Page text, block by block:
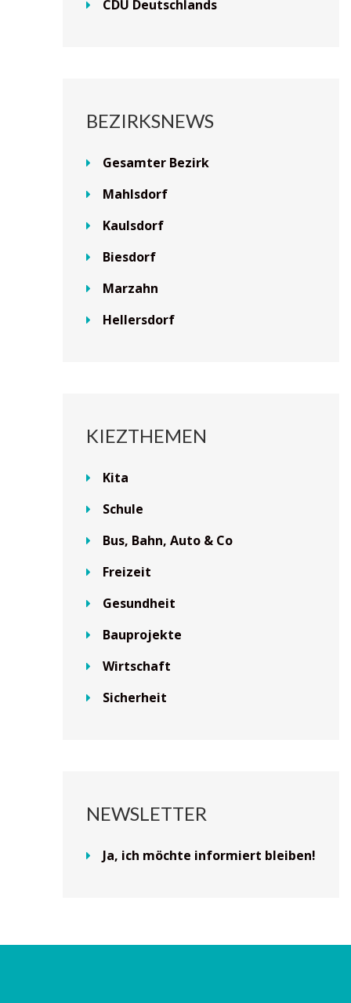
CDU Deutschlands
BEZIRKSNEWS
Gesamter Bezirk
Mahlsdorf
Kaulsdorf
Biesdorf
Marzahn
Hellersdorf
KIEZTHEMEN
Kita
Schule
Bus, Bahn, Auto & Co
Freizeit
Gesundheit
Bauprojekte
Wirtschaft
Sicherheit
NEWSLETTER
Ja, ich möchte informiert bleiben!